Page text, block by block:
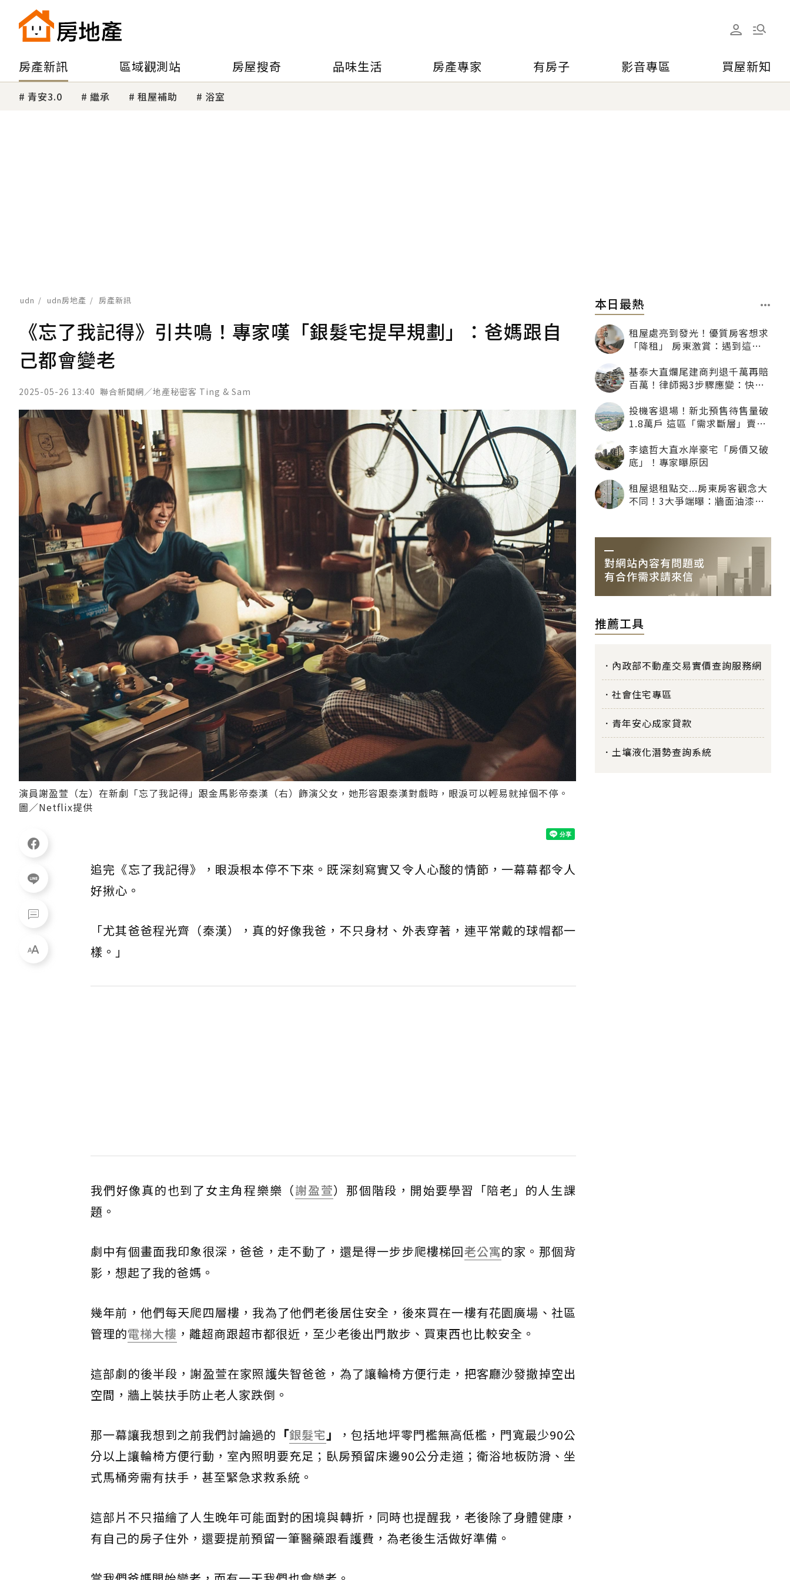
房產新訊 區域觀測站 房屋搜奇 品味生活 房產專家 有房子 影音專區 買屋新知
青安3.0 繼承 租屋補助 浴室
udn udn房地產 房產新訊
《忘了我記得》引共鳴！專家嘆「銀髮宅提早規劃」：爸媽跟自
己都會變老
2025-05-26 13:40 聯合新聞網／地產秘密客 Ting & Sam
演員謝盈萱（左）在新劇「忘了我記得」跟金馬影帝秦漢（右）飾演父女，她形容跟秦漢對戲時，眼淚可以輕易就掉個不停。
圖／Netflix提供
追完《忘了我記得》，眼淚根本停不下來。既深刻寫實又令人心酸的情節，一幕幕都令人
好揪心。
「尤其爸爸程光齊（秦漢），真的好像我爸，不只身材、外表穿著，連平常戴的球帽都一
樣。」
我們好像真的也到了女主角程樂樂（謝盈萱）那個階段，開始要學習「陪老」的人生課
題。
劇中有個畫面我印象很深，爸爸，走不動了，還是得一步步爬樓梯回老公寓的家。那個背
影，想起了我的爸媽。
幾年前，他們每天爬四層樓，我為了他們老後居住安全，後來買在一樓有花園廣場、社區
管理的電梯大樓 ，離超商跟超市都很近，至少老後出門散步、買東西也比較安全。
這部劇的後半段，謝盈萱在家照護失智爸爸，為了讓輪椅方便行走，把客廳沙發撤掉空出
空間，牆上裝扶手防止老人家跌倒。
那一幕讓我想到之前我們討論過的 「銀髮宅」
，包括地坪零門檻無高低檻，門寬最少90公
分以上讓輪椅方便行動，室內照明要充足；臥房預留床邊90公分走道；衛浴地板防滑、坐
式馬桶旁需有扶手，甚至緊急求救系統。
這部片不只描繪了人生晚年可能面對的困境與轉折，同時也提醒我，老後除了身體健康，
有自己的房子住外，還要提前預留一筆醫藥跟看護費，為老後生活做好準備。
本日最熱
租屋處亮到發光！優質房客想求
「降租」 房東激賞：遇到這種
基泰大直爛尾建商判退千萬再賠
百萬！律師揭3步驟應變：快通
投機客退場！新北預售待售量破
1.8萬戶 這區「需求斷層」賣壓
李遠哲大直水岸豪宅「房價又破
底」！專家曝原因
租屋退租點交...房東房客觀念大
不同！3大爭端曝：牆面油漆、
推薦工具
內政部不動產交易實價查詢服務網
社會住宅專區
青年安心成家貸款
土壤液化潛勢查詢系統